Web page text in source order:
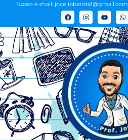
Nosso e-mail: joceliobatista1@gmail.com